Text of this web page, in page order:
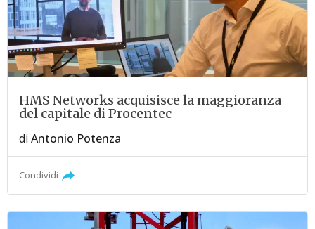
HMS Networks acquisisce la maggioranza
del capitale di Procentec
diAntonio Potenza
Condividi